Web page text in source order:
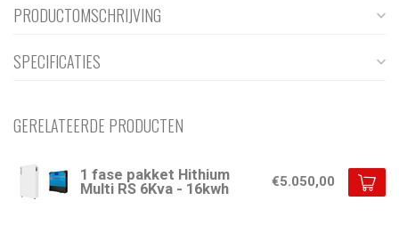
PRODUCTOMSCHRIJVING
SPECIFICATIES
GERELATEERDE PRODUCTEN
1 fase pakket Hithium
Multi RS 6Kva - 16kwh
€5.050,00